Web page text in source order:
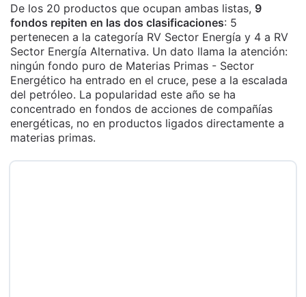
De los 20 productos que ocupan ambas listas, 9
fondos repiten en las dos clasificaciones: 5
pertenecen a la categoría RV Sector Energía y 4 a RV
Sector Energía Alternativa. Un dato llama la atención:
ningún fondo puro de Materias Primas - Sector
Energético ha entrado en el cruce, pese a la escalada
del petróleo. La popularidad este año se ha
concentrado en fondos de acciones de compañías
energéticas, no en productos ligados directamente a
materias primas.